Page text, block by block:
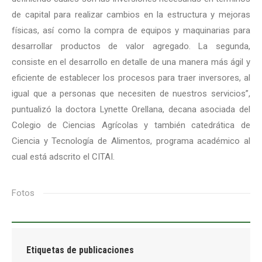
de capital para realizar cambios en la estructura y mejoras
físicas, así como la compra de equipos y maquinarias para
desarrollar productos de valor agregado. La segunda,
consiste en el desarrollo en detalle de una manera más ágil y
eficiente de establecer los procesos para traer inversores, al
igual que a personas que necesiten de nuestros servicios”,
puntualizó la doctora Lynette Orellana, decana asociada del
Colegio de Ciencias Agrícolas y también catedrática de
Ciencia y Tecnología de Alimentos, programa académico al
cual está adscrito el CITAI.
Fotos
Etiquetas de publicaciones